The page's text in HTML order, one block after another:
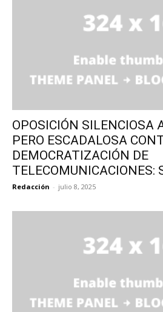
OPOSICIÓN SILENCIOSA
PERO ESCADALOSA
DEMOCRATIZACIÓN DE
TELECOMUNICACIONES:
Redacción - julio 8, 2025